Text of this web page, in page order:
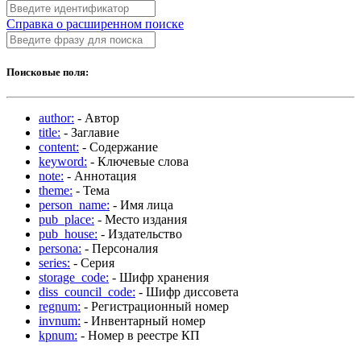
Справка о расширенном поиске
Поисковые поля:
author: - Автор
title: - Заглавие
content: - Содержание
keyword: - Ключевые слова
note: - Аннотация
theme: - Тема
person_name: - Имя лица
pub_place: - Место издания
pub_house: - Издательство
persona: - Персоналия
series: - Серия
storage_code: - Шифр хранения
diss_council_code: - Шифр диссовета
regnum: - Регистрационный номер
invnum: - Инвентарный номер
kpnum: - Номер в реестре КП